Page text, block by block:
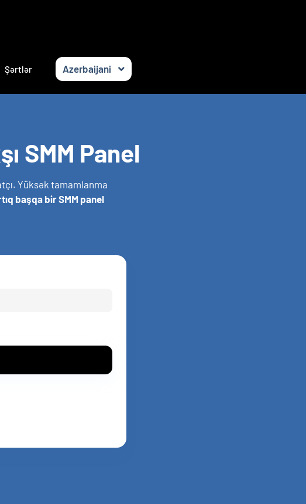
Şərtlər Azerbaijani
SMM Panel
Yüksək tamamlanma
başqa bir SMM panel